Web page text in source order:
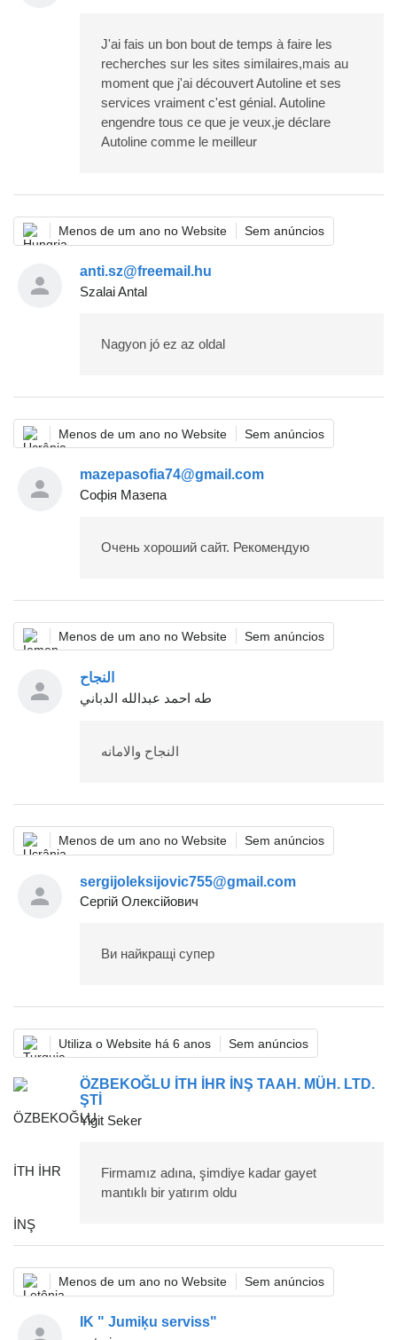
J'ai fais un bon bout de temps à faire les
recherches sur les sites similaires,mais au
moment que j'ai découvert Autoline et ses
services vraiment c'est génial. Autoline
engendre tous ce que je veux,je déclare
Autoline comme le meilleur
Menos de um ano no Website Sem anúncios
anti.sz@freemail.hu
Szalai Antal
Nagyon jó ez az oldal
Menos de um ano no Website Sem anúncios
mazepasofia74@gmail.com
Софія Мазепа
Очень хороший сайт. Рекомендую
Menos de um ano no Website Sem anúncios
النجاح
طه احمد عبدالله الدباني
النجاح والامانه
Menos de um ano no Website Sem anúncios
sergijoleksijovic755@gmail.com
Сергій Олексійович
Ви найкращі супер
Utiliza o Website há 6 anos Sem anúncios
ÖZBEKOĞLU İTH İHR İNŞ TAAH. MÜH. LTD.
ŞTİ
Yigit Seker
Firmamız adına, şimdiye kadar gayet
mantıklı bir yatırım oldu
Menos de um ano no Website Sem anúncios
IK " Jumiķu serviss"